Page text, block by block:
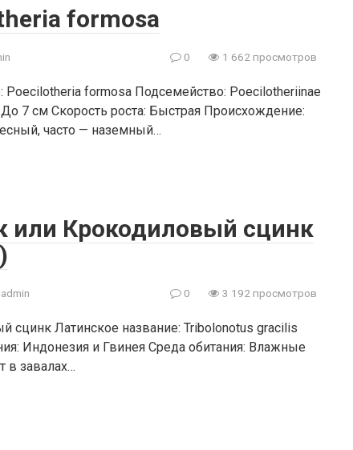
formosa
0 1 662 просмотров
Poecilotheria formosa Подсемейство: Poecilotheriinae
7 см Скорость роста: Быстрая Происхождение:
часто — наземный…
или Крокодиловый сцинк
admin 0 3 192 просмотров
сцинк Латинское название: Tribolonotus gracilis
Индонезия и Гвинея Среда обитания: Влажные
в завалах…